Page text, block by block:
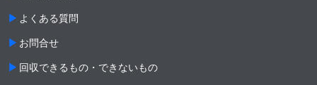
よくある質問
お問合せ
回収できるもの・できないもの